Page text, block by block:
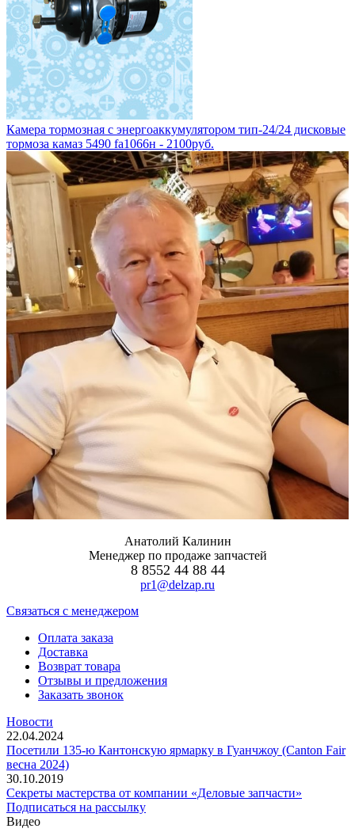
Камера тормозная с энергоаккумулятором тип-24/24 дисковые
тормоза камаз 5490 fa1066н - 2100руб.
Анатолий Калинин
Менеджер по продаже запчастей
8 8552 44 88 44
pr1@delzap.ru
Cвязаться с менеджером
Оплата заказа
Доставка
Возврат товара
Отзывы и предложения
Заказать звонок
Новости
22.04.2024
Посетили 135-ю Кантонскую ярмарку в Гуанчжоу (Canton Fair
весна 2024)
30.10.2019
Секреты мастерства от компании «Деловые запчасти»
Подписаться на рассылку
Видео